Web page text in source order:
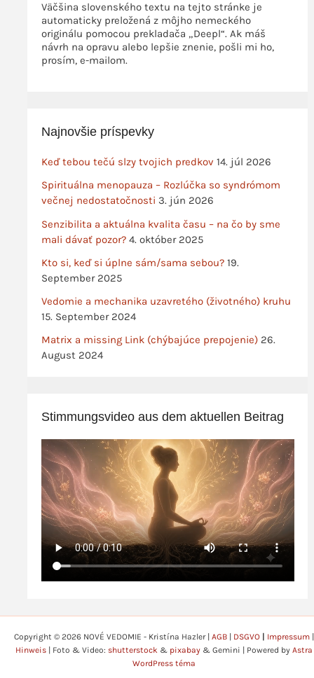
Väčšina slovenského textu na tejto stránke je
automaticky preložená z môjho nemeckého
originálu pomocou prekladača „Deepl“. Ak máš
návrh na opravu alebo lepšie znenie, pošli mi ho,
prosím, e-mailom.
Najnovšie príspevky
Keď tebou tečú slzy tvojich predkov 14. júl 2026
Spirituálna menopauza – Rozlúčka so syndrómom
večnej nedostatočnosti 3. jún 2026
Senzibilita a aktuálna kvalita času – na čo by sme
mali dávať pozor? 4. október 2025
Kto si, keď si úplne sám/sama sebou? 19.
September 2025
Vedomie a mechanika uzavretého (životného) kruhu
15. September 2024
Matrix a missing Link (chýbajúce prepojenie) 26.
August 2024
Stimmungsvideo aus dem aktuellen Beitrag
Copyright © 2026 NOVÉ VEDOMIE - Kristína Hazler | AGB DSGVO Impressum
Hinweis | Foto & Video: shutterstock & pixabay & Gemini | Powered by Astra
WordPress téma